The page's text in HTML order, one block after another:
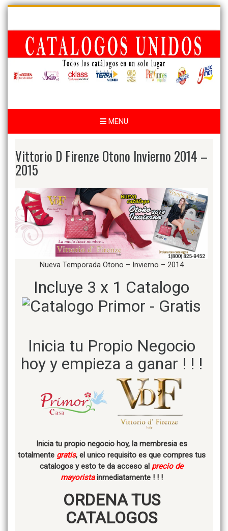
Skip
content
MENU
Vittorio D Firenze Otono Invierno 2014 –
2015
Nueva Temporada Otono – Invierno – 2014
Incluye 3 x 1 Catalogo
Inicia tu Propio Negocio
hoy y empieza a ganar ! ! !
Inicia tu propio negocio hoy, la membresia es
totalmente gratis, el unico requisito es que compres tus
catalogos y esto te da acceso al precio de
mayoristainmediatamente ! ! !
ORDENA TUS
CATALOGOS